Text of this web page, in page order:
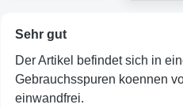
Sehr gut
Der Artikel befindet sich in
Gebrauchsspuren koennen
einwandfrei.